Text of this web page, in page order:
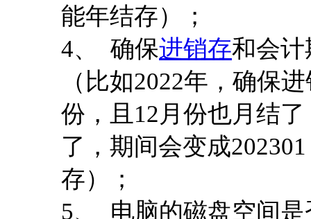
能年结存）；
4、 确保进销存和会
（比如2022年，确保
份，且12月份也月结
了，期间会变成
存）；
5、 电脑的磁盘空间